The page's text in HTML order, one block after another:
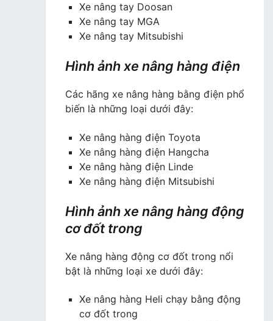
Xe nâng tay Doosan
Xe nâng tay MGA
Xe nâng tay Mitsubishi
Hình ảnh xe nâng hàng điện
Các hãng xe nâng hàng bằng điện phổ
biến là những loại dưới đây:
Xe nâng hàng điện Toyota
Xe nâng hàng điện Hangcha
Xe nâng hàng điện Linde
Xe nâng hàng điện Mitsubishi
Hình ảnh xe nâng hàng động
cơ đốt trong
Xe nâng hàng động cơ đốt trong nổi
bật là những loại xe dưới đây:
Xe nâng hàng Heli chạy bằng động
cơ đốt trong